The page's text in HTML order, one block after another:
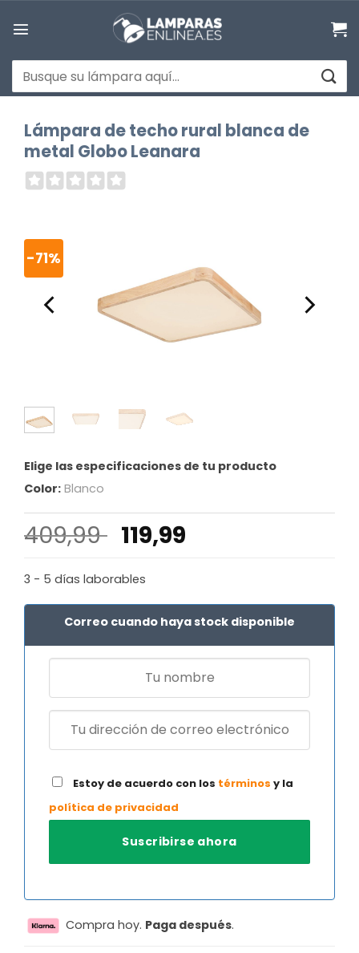
Buscar
por:
Lámpara de techo rural blanca de
metal Globo Leanara
-71%
Elige las especificaciones de tu producto
Color: Blanco
409,99 El
precio
original
era:
409,99 €.
119,99
es:
119,99 €.
3 - 5 días laborables
Correo cuando haya stock disponible
Estoy de acuerdo con los términos y la
política de privacidad
Compra hoy. Paga después.